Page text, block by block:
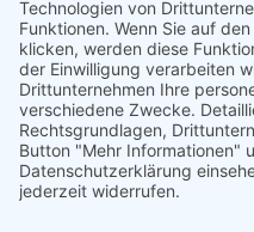
+43 720
© Regionale Produkte | powered by
Creativomedia GmbH